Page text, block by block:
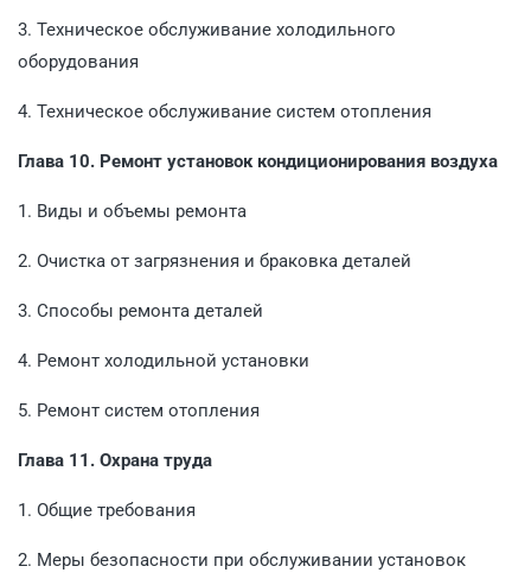
3. Техническое обслуживание холодильного
оборудования
4. Техническое обслуживание систем отопления
Глава 10. Ремонт установок кондиционирования воздуха
1. Виды и объемы ремонта
2. Очистка от загрязнения и браковка деталей
3. Способы ремонта деталей
4. Ремонт холодильной установки
5. Ремонт систем отопления
Глава 11. Охрана труда
1. Общие требования
2. Меры безопасности при обслуживании установок